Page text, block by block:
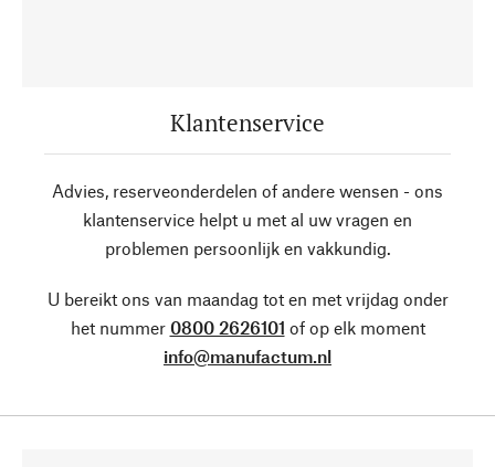
Klantenservice
Advies, reserveonderdelen of andere wensen - ons
klantenservice helpt u met al uw vragen en
problemen persoonlijk en vakkundig.
U bereikt ons van maandag tot en met vrijdag onder
het nummer 0800 2626101 of op elk moment
info@manufactum.nl